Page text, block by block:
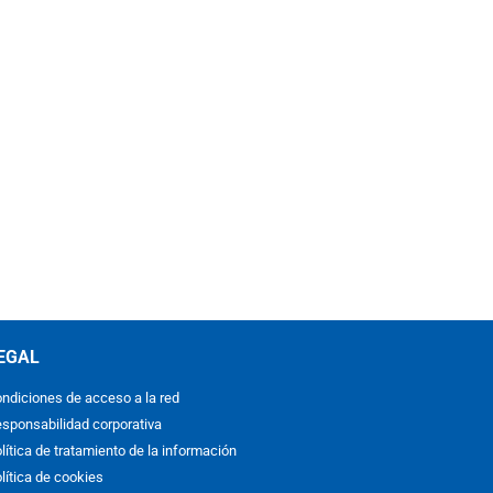
de acceso a la red
corporativa
de tratamiento de la información
de cookies